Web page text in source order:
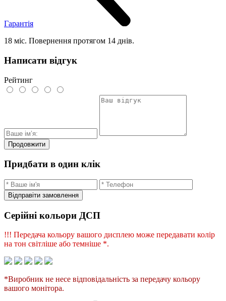
Гарантія
18 міс. Повернення протягом 14 днів.
Написати відгук
Рейтинг
Продовжити
Придбати в один клік
Відправіти замовлення
Серійні кольори ДСП
!!! Передача кольору вашого дисплею може передавати колір
на тон світліше або темніше *.
*Виробник не несе відповідальність за передачу кольору
вашого монітора.